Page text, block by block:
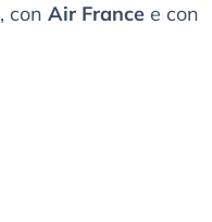
, con Air France e con